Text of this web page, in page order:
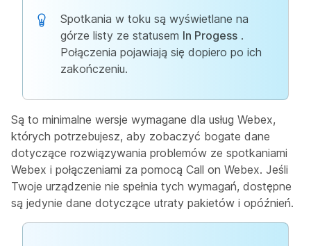
Spotkania w toku są wyświetlane na
górze listy ze statusem In Progess .
Połączenia pojawiają się dopiero po ich
zakończeniu.
Są to minimalne wersje wymagane dla usług Webex,
których potrzebujesz, aby zobaczyć bogate dane
dotyczące rozwiązywania problemów ze spotkaniami
Webex i połączeniami za pomocą Call on Webex. Jeśli
Twoje urządzenie nie spełnia tych wymagań, dostępne
są jedynie dane dotyczące utraty pakietów i opóźnień.